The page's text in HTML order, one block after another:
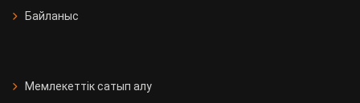
Байланыс
Мемлекеттік сатып алу